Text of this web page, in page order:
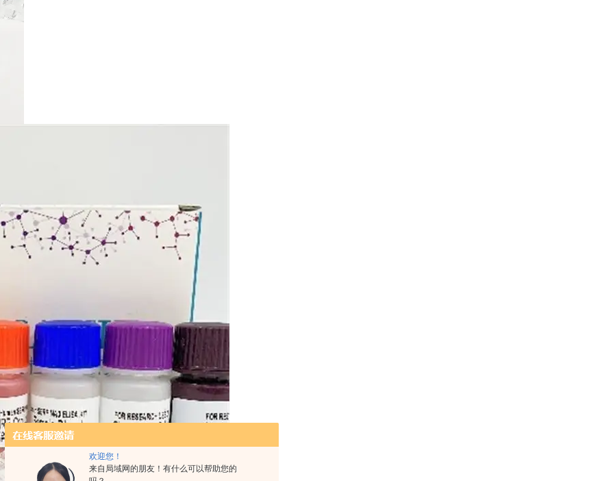
欢迎您！
来自局域网的朋友！有什么可以帮助您的